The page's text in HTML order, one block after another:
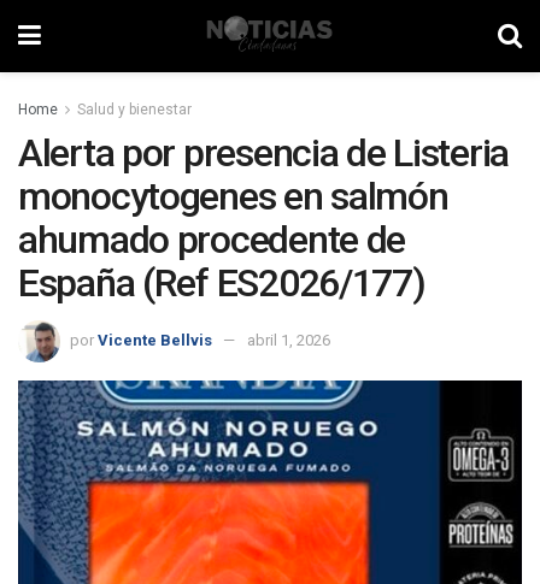
Home Salud y bienestar
Alerta por presencia de Listeria
monocytogenes en salmón
ahumado procedente de
España (Ref ES2026/177)
por Vicente Bellvis abril 1, 2026